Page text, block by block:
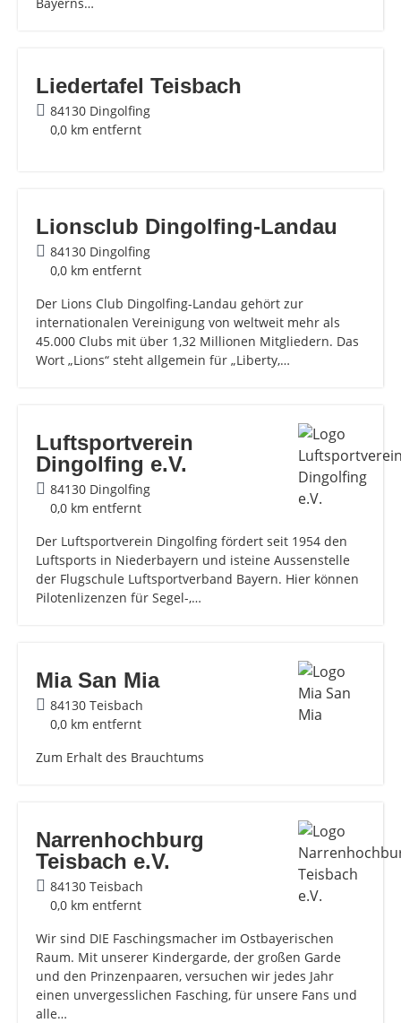
Liedertafel Teisbach
84130 Dingolfing
0,0 km entfernt
Lionsclub Dingolfing-Landau
84130 Dingolfing
0,0 km entfernt
Der Lions Club Dingolfing-Landau gehört zur
internationalen Vereinigung von weltweit mehr als
45.000 Clubs mit über 1,32 Millionen Mitgliedern. Das
Wort „Lions“ steht allgemein für „Liberty,…
Luftsportverein
Dingolfing e.V.
84130 Dingolfing
0,0 km entfernt
Der Luftsportverein Dingolfing fördert seit 1954 den
Luftsports in Niederbayern und isteine Aussenstelle
der Flugschule Luftsportverband Bayern. Hier können
Pilotenlizenzen für Segel-,…
Mia San Mia
84130 Teisbach
0,0 km entfernt
Zum Erhalt des Brauchtums
Narrenhochburg
Teisbach e.V.
84130 Teisbach
0,0 km entfernt
Wir sind DIE Faschingsmacher im Ostbayerischen
Raum. Mit unserer Kindergarde, der großen Garde
und den Prinzenpaaren, versuchen wir jedes Jahr
einen unvergesslichen Fasching, für unsere Fans und
alle…